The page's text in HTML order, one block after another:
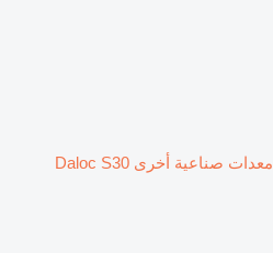
معدات صناعية أخرى Daloc S30